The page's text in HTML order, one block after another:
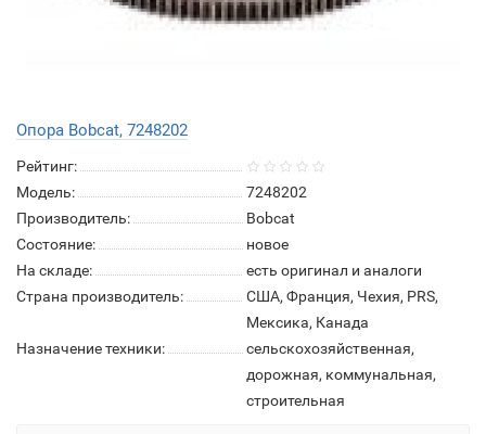
Опора Bobcat, 7248202
Рейтинг:
Модель:
7248202
Производитель:
Bobcat
Состояние:
новое
На складе:
есть оригинал и аналоги
Страна производитель:
США, Франция, Чехия, PRS,
Мексика, Канада
Назначение техники:
сельскохозяйственная,
дорожная, коммунальная,
строительная